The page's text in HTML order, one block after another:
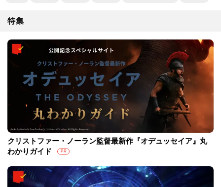
特集
クリストファー・ノーラン監督最新作『オデュッセイア』丸
わかりガイド
PR